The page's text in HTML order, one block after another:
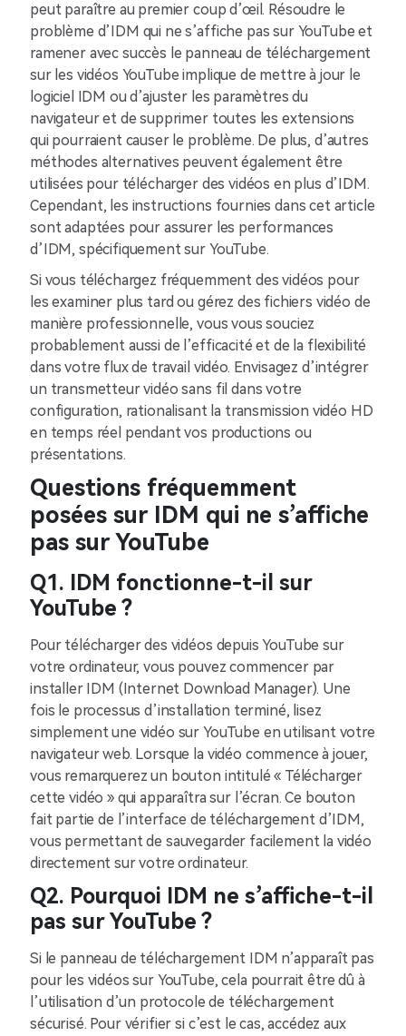
peut paraître au premier coup d’œil. Résoudre le
problème d’IDM qui ne s’affiche pas sur YouTube et
ramener avec succès le panneau de téléchargement
sur les vidéos YouTube implique de mettre à jour le
logiciel IDM ou d’ajuster les paramètres du
navigateur et de supprimer toutes les extensions
qui pourraient causer le problème. De plus, d’autres
méthodes alternatives peuvent également être
utilisées pour télécharger des vidéos en plus d’IDM.
Cependant, les instructions fournies dans cet article
sont adaptées pour assurer les performances
d’IDM, spécifiquement sur YouTube.
Si vous téléchargez fréquemment des vidéos pour
les examiner plus tard ou gérez des fichiers vidéo de
manière professionnelle, vous vous souciez
probablement aussi de l’efficacité et de la flexibilité
dans votre flux de travail vidéo. Envisagez d’intégrer
un transmetteur vidéo sans fil dans votre
configuration, rationalisant la transmission vidéo HD
en temps réel pendant vos productions ou
présentations.
Questions fréquemment
posées sur IDM qui ne s’affiche
pas sur YouTube
Q1. IDM fonctionne-t-il sur
YouTube ?
Pour télécharger des vidéos depuis YouTube sur
votre ordinateur, vous pouvez commencer par
installer IDM (Internet Download Manager). Une
fois le processus d’installation terminé, lisez
simplement une vidéo sur YouTube en utilisant votre
navigateur web. Lorsque la vidéo commence à jouer,
vous remarquerez un bouton intitulé « Télécharger
cette vidéo » qui apparaîtra sur l’écran. Ce bouton
fait partie de l’interface de téléchargement d’IDM,
vous permettant de sauvegarder facilement la vidéo
directement sur votre ordinateur.
Q2. Pourquoi IDM ne s’affiche-t-il
pas sur YouTube ?
Si le panneau de téléchargement IDM n’apparaît pas
pour les vidéos sur YouTube, cela pourrait être dû à
l’utilisation d’un protocole de téléchargement
sécurisé. Pour vérifier si c’est le cas, accédez aux